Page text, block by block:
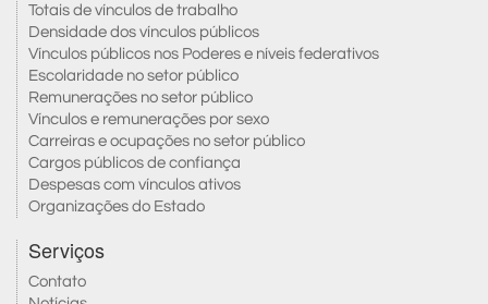
Totais de vínculos de trabalho
Densidade dos vínculos públicos
Vínculos públicos nos Poderes e níveis federativos
Escolaridade no setor público
Remunerações no setor público
Vínculos e remunerações por sexo
Carreiras e ocupações no setor público
Cargos públicos de confiança
Despesas com vínculos ativos
Organizações do Estado
Serviços
Contato